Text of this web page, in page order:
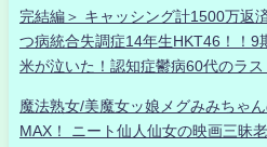
完結編＞ キャッシング計1500万返
つ病統合失調症14年生HKT46！！9
米が泣いた！認知症鬱病60代のラ
魔法熟女/美魔女ッ娘メグみみちゃ
MAX！ ニート仙人仙女の映画三昧